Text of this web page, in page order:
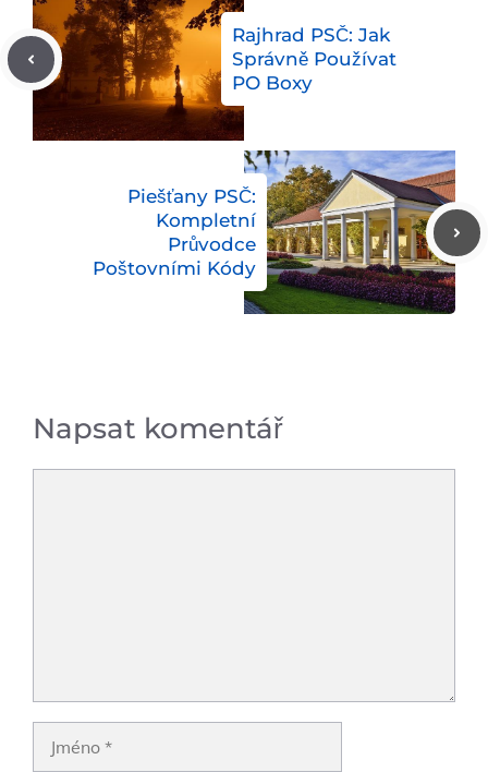
Rajhrad PSČ: Jak
Správně Používat
PO Boxy
Piešťany PSČ:
Kompletní
Průvodce
Poštovními Kódy
Napsat komentář
Jméno